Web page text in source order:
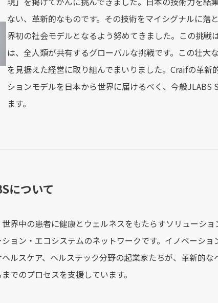
ない、革新的なものです。その技術をマイシグナルに落
界初の社会モデルとなるよう努めてきました。この挑
は、全人類が共有するグローバルな挑戦です。この壮大
を見据えた経営に取り組んでまいりました。Craifの革
ションモデルを日本から世界に届けるべく、今般
ます。
について
界中の患者に健康とウェルネスをもたらすソリューシ
ョン・エコシステムのネットワークです。イノベーショ
ルスケア、ヘルステック分野の起業家たちが、革新的
でのプロセスを支援しています。